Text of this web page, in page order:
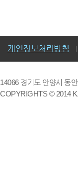
개인정보처리방침
14066 경기도 안양시 동
COPYRIGHTS © 2014